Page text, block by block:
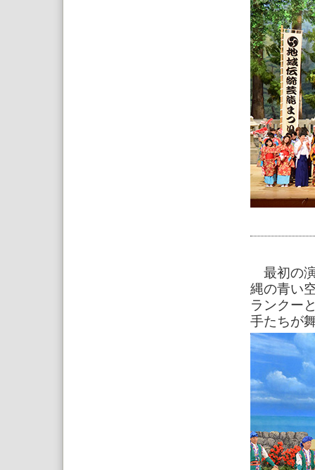
最初の
縄の青い
ランクー
手たちが